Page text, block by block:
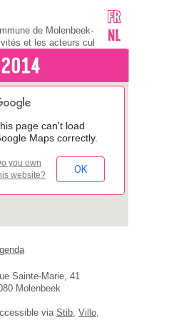
de Molenbeek-Saint-
et les acteurs culturels de
pour tous ceux qui cherchent
association ou
idée !Mais préalablement,
simple ! Il suffit de nous
le "Radeau de la Méduse",
« Le Roi Lear » tout
de ballet du "Lac des
Jean-Sébastien Bach, les
page can't load
Maps correctly.
you own
website?
OK
Sainte-Marie, 41
Molenbeek
via Stib, Villo,